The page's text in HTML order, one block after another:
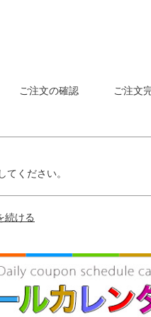
ご注文の確認 ご注文
ください。